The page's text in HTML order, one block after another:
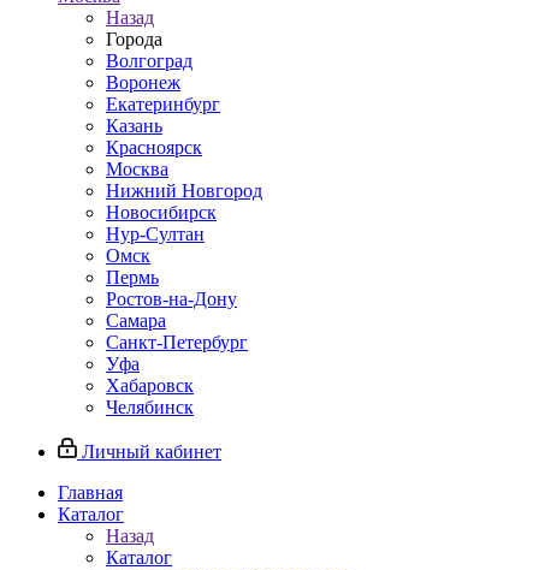
Назад
Города
Волгоград
Воронеж
Екатеринбург
Казань
Красноярск
Москва
Нижний Новгород
Новосибирск
Нур-Султан
Омск
Пермь
Ростов-на-Дону
Самара
Санкт-Петербург
Уфа
Хабаровск
Челябинск
Личный кабинет
Главная
Каталог
Назад
Каталог